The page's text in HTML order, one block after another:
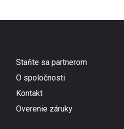
Staňte sa partnerom
O spoločnosti
Kontakt
Overenie záruky